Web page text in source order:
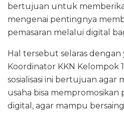
bertujuan untuk
mengenai pentingnya
pemasaran melalui digital
Hal tersebut selaras dengan
Koordinator KKN Kelompok
sosialisasi ini bertujuan agar
usaha bisa
digital, agar mampu